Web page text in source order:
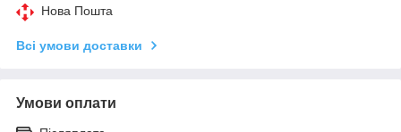
Нова Пошта
Всі умови доставки
Умови оплати